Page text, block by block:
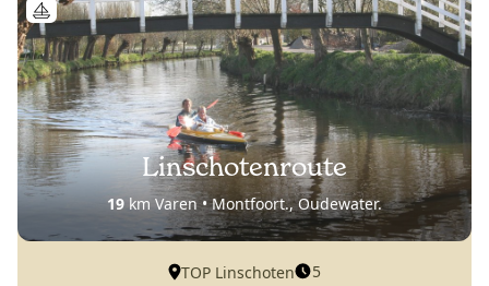
Linschotenroute
19km Varen • Montfoort., Oudewater.
TOP Linschoten 5